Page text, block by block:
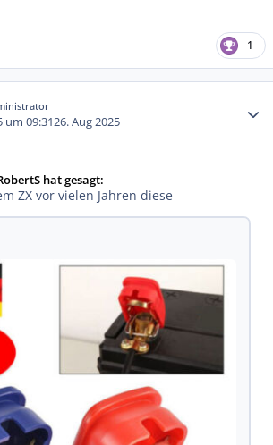
1
um 09:3126. Aug 2025
hat gesagt:
ZX vor vielen Jahren diese